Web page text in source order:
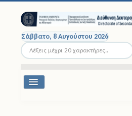
Σάββατο, 8 Αυγούστου 2026
Αναζήτηση...
Εναλλαγή